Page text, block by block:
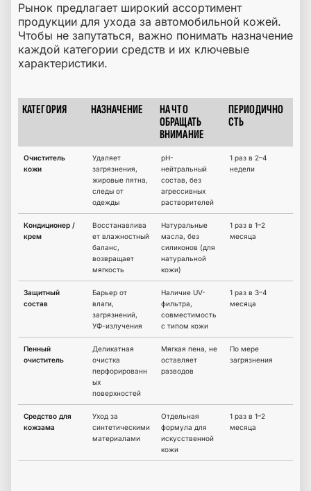
Рынок предлагает широкий ассортимент
продукции для ухода за автомобильной кожей.
Чтобы не запутаться, важно понимать назначение
каждой категории средств и их ключевые
характеристики.
Средства для ухода за кожаным салоном
КАТЕГОРИЯ НАЗНАЧЕНИЕ
НА ЧТО
ОБРАЩАТЬ
ВНИМАНИЕ
ПЕРИОДИЧНО
СТЬ
Очиститель
кожи
Удаляет
загрязнения,
жировые пятна,
следы от
одежды
pH-
нейтральный
состав, без
агрессивных
растворителей
1 раз в 2–4
недели
Кондиционер /
крем
Восстанавлива
ет влажностный
баланс,
возвращает
мягкость
Натуральные
масла, без
силиконов (для
натуральной
кожи)
1 раз в 1–2
месяца
Защитный
состав
Барьер от
влаги,
загрязнений,
УФ-излучения
Наличие UV-
фильтра,
совместимость
с типом кожи
1 раз в 3–4
месяца
Пенный
очиститель
Деликатная
очистка
перфорированн
ых
поверхностей
Мягкая пена, не
оставляет
разводов
По мере
загрязнения
Средство для
кожзама
Уход за
синтетическими
материалами
Отдельная
формула для
искусственной
кожи
1 раз в 1–2
месяца